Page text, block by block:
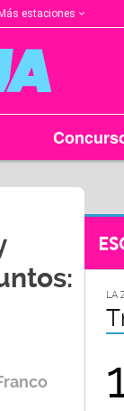
estaciones
LA